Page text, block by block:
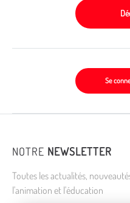
Se
NOTRE NEWSLETTER
Toutes les actualités,
l'animation et l'éducation